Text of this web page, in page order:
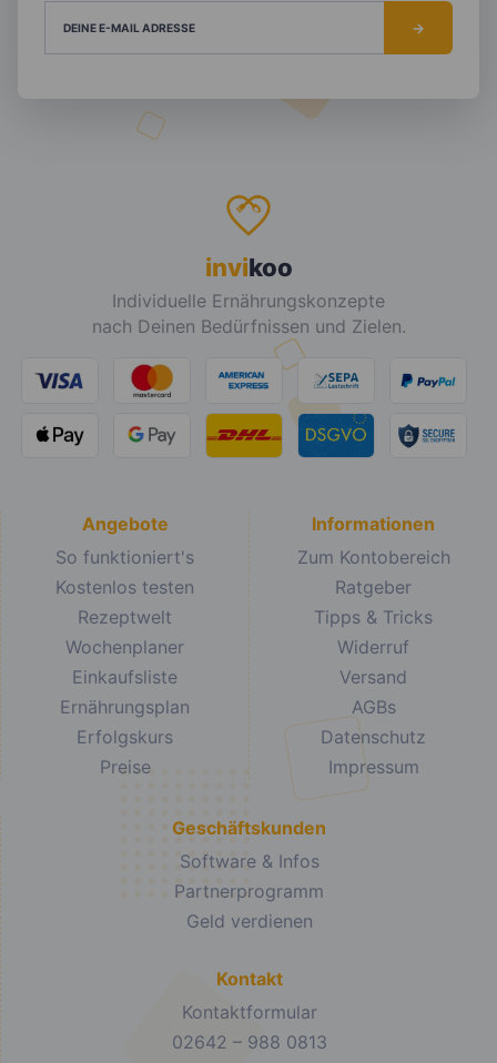
DEINE E-MAIL ADRESSE
invikoo
Individuelle Ernährungskonzepte
nach Deinen Bedürfnissen und Zielen.
Angebote
So funktioniert's
Kostenlos testen
Rezeptwelt
Wochenplaner
Einkaufsliste
Ernährungsplan
Erfolgskurs
Preise
Informationen
Zum Kontobereich
Ratgeber
Tipps & Tricks
Widerruf
Versand
AGBs
Datenschutz
Impressum
Geschäftskunden
Software & Infos
Partnerprogramm
Geld verdienen
Kontakt
Kontaktformular
02642 – 988 0813